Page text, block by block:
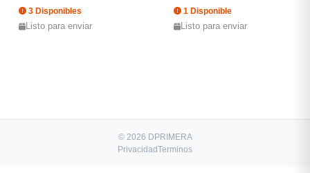
3 Disponibles
Listo para enviar
1 Disponible
Listo para enviar
© 2026 DPRIMERA
PrivacidadTerminos